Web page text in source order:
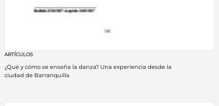
ARTÍCULOS
¿Qué y cómo se enseña la danza? Una experiencia desde la
ciudad de Barranquilla